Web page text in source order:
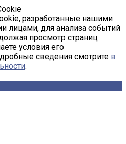
разработанные нашими
лицами, для анализа событий
просмотр страниц
условия его
сведения смотрите в
.